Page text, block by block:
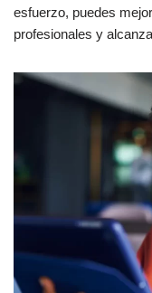
esfuerzo, puedes
profesionales y